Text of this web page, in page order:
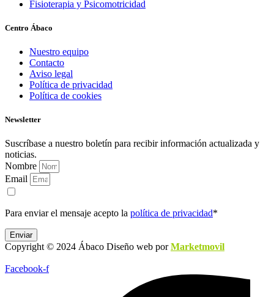
Fisioterapia y Psicomotricidad
Centro Ábaco
Nuestro equipo
Contacto
Aviso legal
Política de privacidad
Política de cookies
Newsletter
Suscríbase a nuestro boletín para recibir información actualizada y
noticias.
Nombre
Email
Para enviar el mensaje acepto la política de privacidad*
Enviar
Copyright © 2024 Ábaco Diseño web porMarketmovil
Facebook-f